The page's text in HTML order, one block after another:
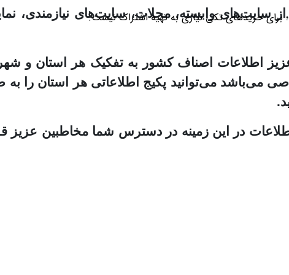
سایت‌های وابسته، مجلات، سایت‌های نیازمندی،
عزیز اطلاعات اصناف کشور به تفکیک هر استان و
می‌باشد می‌توانید پکیج اطلاعاتی هر استان را
اطلاعات در این زمینه در دسترس شما مخاطبین
برای خریدهای تکی نیازی به تهیه اشتراک نیست.